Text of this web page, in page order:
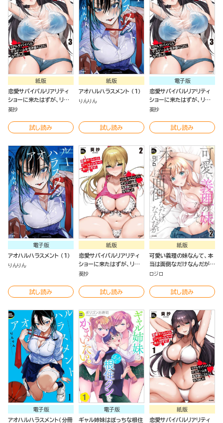
紙版
恋愛サバイバルリアリティ
ショーに来たはずが、リア
ルサバイバルデスゲームを
（3）
葵抄
試し読み
紙版
アオハルハラスメント （1）
りんりん
試し読み
電子版
恋愛サバイバルリアリティ
ショーに来たはずが、リア
ルサバイバルデスゲームを
（3）
葵抄
試し読み
電子版
アオハルハラスメント （1）
りんりん
試し読み
紙版
恋愛サバイバルリアリティ
ショーに来たはずが、リア
ルサバイバルデスゲームを
（2）
葵抄
試し読み
紙版
可愛い義理の妹なんて、本
当は面倒なだけなんだが
（2）
ロジロ
試し読み
電子版
アオハルハラスメント（分冊
電子版
ギャル姉妹はぼっちな根住
紙版
恋愛サバイバルリアリティ